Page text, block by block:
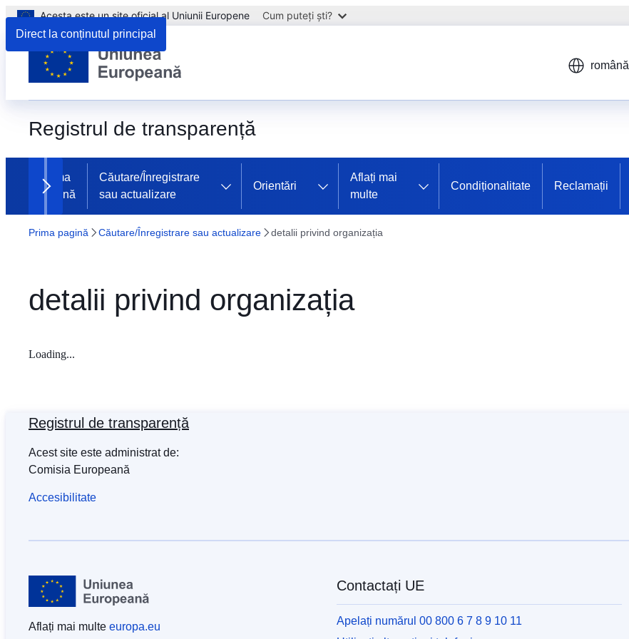
Direct la conținutul principal
Acesta este un site oficial al Uniunii Europene Cum puteți ști?
română
Registrul de transparență
Next items
Prima
pagină
Căutare/Înregistrare
sau actualizare
Orientări
Aflați mai
multe
Condiționalitate Reclamații
Prima pagină Căutare/Înregistrare sau actualizare detalii privind organizația
detalii privind organizația
Loading...
Registrul de transparență
Acest site este administrat de:
Comisia Europeană
Accesibilitate
Aflați mai multe europa.eu
Contactați UE
Apelați numărul 00 800 6 7 8 9 10 11